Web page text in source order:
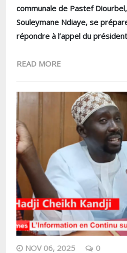
communale de Pastef
Souleymane Ndiaye, se
répondre à l’appel du
READ MORE
NOV 06, 2025 0